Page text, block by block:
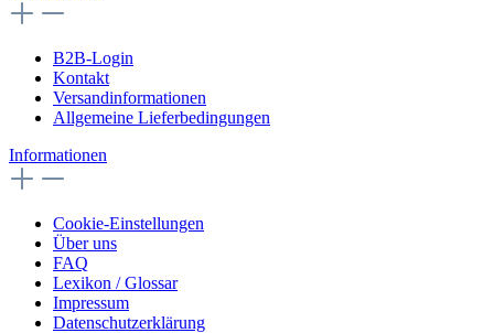
B2B-Login
Kontakt
Versandinformationen
Allgemeine Lieferbedingungen
Informationen
Cookie-Einstellungen
Über uns
FAQ
Lexikon / Glossar
Impressum
Datenschutzerklärung